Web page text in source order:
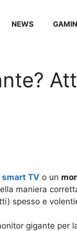
NEWS
smart TV o un
maniera
spesso e
gigante per